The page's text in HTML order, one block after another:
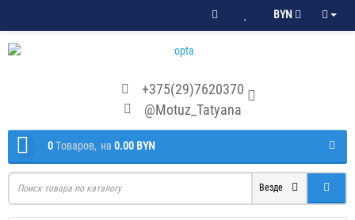
BYN
+375(29)7620370
@Motuz_Tatyana
0Tоваров, на 0.00 BYN
Везде